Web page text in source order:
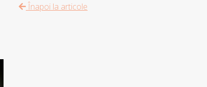
Înapoi la articole